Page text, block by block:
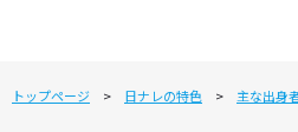
トップページ 日ナレの特色 主な出身